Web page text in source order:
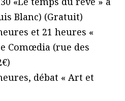
Blanc) (Gratuit)
et 21 heures «
Comœdia (rue des
débat « Art et